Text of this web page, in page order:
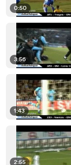
0:50
3:56
1:43
2:55